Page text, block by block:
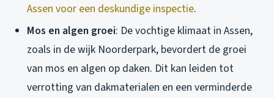
Assen voor een deskundige inspectie.
Mos en algen groei: De vochtige klimaat in Assen,
zoals in de wijk Noorderpark, bevordert de groei
van mos en algen op daken. Dit kan leiden tot
verrotting van dakmaterialen en een verminderde